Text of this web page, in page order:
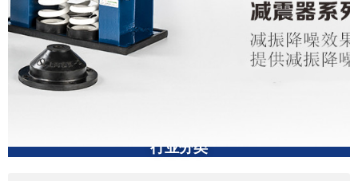
行业分类